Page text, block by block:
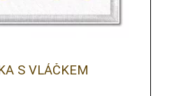
S VLÁČKEM